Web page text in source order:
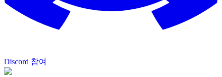
Discord 참여